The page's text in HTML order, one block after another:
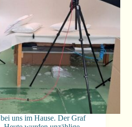
uns im Hause. Der Graf